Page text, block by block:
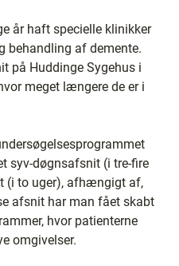
år haft specielle klinikker
behandling af demente.
på Huddinge Sygehus i
meget længere de er i
syv-døgnsafsnit (i tre-fire
(i to uger), afhængigt af,
afsnit har man fået skabt
hvor patienterne
omgivelser.